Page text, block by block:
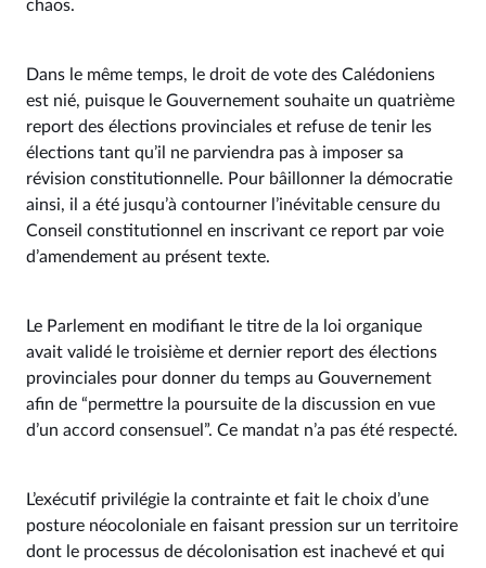
chaos.
Dans le même temps, le droit de vote des Calédoniens
est nié, puisque le Gouvernement souhaite un quatrième
report des élections provinciales et refuse de tenir les
élections tant qu’il ne parviendra pas à imposer sa
révision constitutionnelle. Pour bâillonner la démocratie
ainsi, il a été jusqu’à contourner l’inévitable censure du
Conseil constitutionnel en inscrivant ce report par voie
d’amendement au présent texte.
Le Parlement en modifiant le titre de la loi organique
avait validé le troisième et dernier report des élections
provinciales pour donner du temps au Gouvernement
afin de “permettre la poursuite de la discussion en vue
d’un accord consensuel”. Ce mandat n’a pas été respecté.
L’exécutif privilégie la contrainte et fait le choix d’une
posture néocoloniale en faisant pression sur un territoire
dont le processus de décolonisation est inachevé et qui